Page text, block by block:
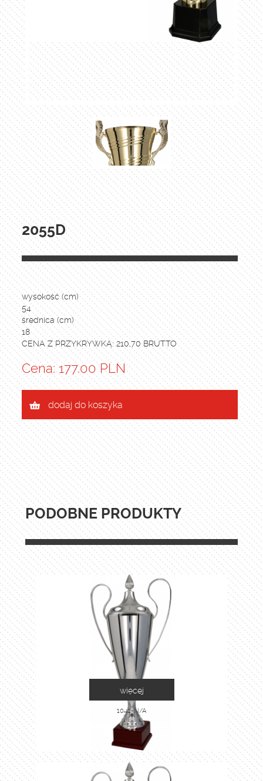
2055D
wysokość (cm)
54
średnica (cm)
18
CENA Z PRZYKRYWKĄ: 210,70 BRUTTO
Cena: 177.00 PLN
dodaj do koszyka
PODOBNE PRODUKTY
1042-N/A
więcej